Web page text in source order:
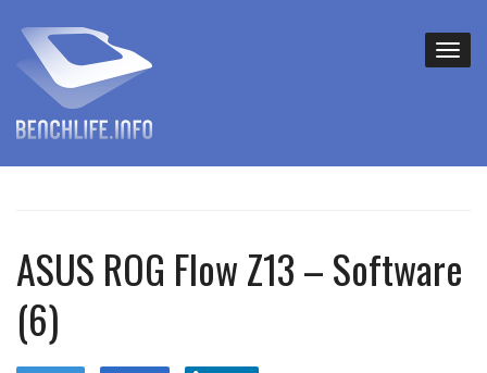
ASUS ROG Flow Z13 – Software
(6)